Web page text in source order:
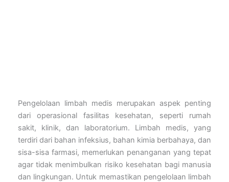
Pengelolaan limbah medis merupakan aspek penting
dari operasional fasilitas kesehatan, seperti rumah
sakit, klinik, dan laboratorium. Limbah medis, yang
terdiri dari bahan infeksius, bahan kimia berbahaya, dan
sisa-sisa farmasi, memerlukan penanganan yang tepat
agar tidak menimbulkan risiko kesehatan bagi manusia
dan lingkungan. Untuk memastikan pengelolaan limbah